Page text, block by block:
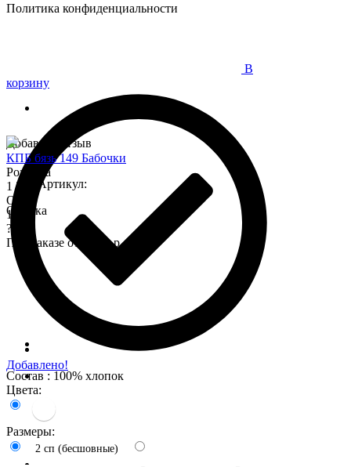
В
корзину
Добавлено!
Состав : 100% хлопок
Цвета:
Размеры:
2 сп (бесшовные)
КПБ бязь 149 Бабочки
Розница
1 575
Опт
1 345
?
При заказе от 7 000 р.
Политика конфиденциальности
Добавить отзыв
Артикул:
Оценка